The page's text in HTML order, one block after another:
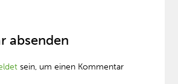
absenden
sein, um einen Kommentar